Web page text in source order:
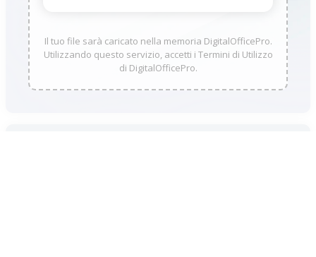
Il tuo file sarà caricato nella memoria DigitalOfficePro.
Utilizzando questo servizio, accetti i Termini di Utilizzo
di DigitalOfficePro.